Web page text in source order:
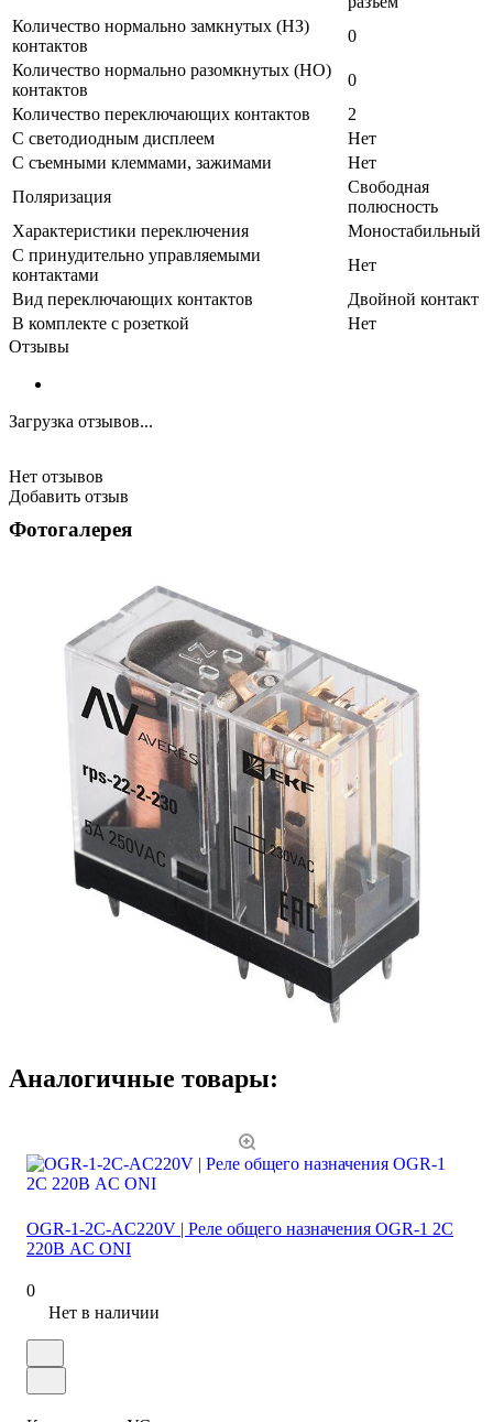
Количество нормально замкнутых (НЗ)
контактов
0
Количество нормально разомкнутых (НО)
контактов
0
Количество переключающих контактов
2
С светодиодным дисплеем
Нет
С съемными клеммами, зажимами
Нет
Поляризация
Свободная
полюсность
Характеристики переключения
Моностабильный
С принудительно управляемыми
контактами
Нет
Вид переключающих контактов
Двойной контакт
В комплекте с розеткой
Нет
Отзывы
Загрузка отзывов...
Нет отзывов
Добавить отзыв
Фотогалерея
Аналогичные товары:
OGR-1-2C-AC220V | Реле общего назначения OGR-1 2C
220В AC ONI
0
Нет в наличии